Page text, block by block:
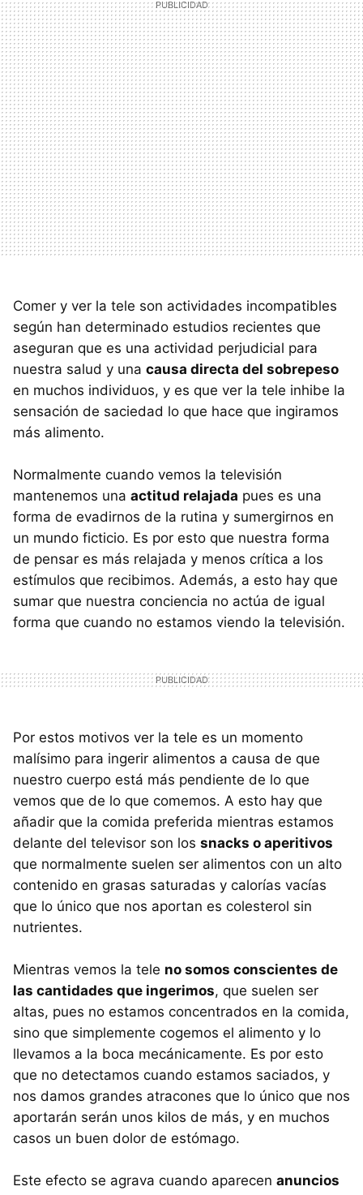
Comer y ver la tele son actividades incompatibles
según han determinado estudios recientes que
aseguran que es una actividad perjudicial para
nuestra salud y una causa directa del sobrepeso
en muchos individuos, y es que ver la tele inhibe la
sensación de saciedad lo que hace que ingiramos
más alimento.
Normalmente cuando vemos la televisión
mantenemos una actitud relajada pues es una
forma de evadirnos de la rutina y sumergirnos en
un mundo ficticio. Es por esto que nuestra forma
de pensar es más relajada y menos crítica a los
estímulos que recibimos. Además, a esto hay que
sumar que nuestra conciencia no actúa de igual
forma que cuando no estamos viendo la televisión.
Por estos motivos ver la tele es un momento
malísimo para ingerir alimentos a causa de que
nuestro cuerpo está más pendiente de lo que
vemos que de lo que comemos. A esto hay que
añadir que la comida preferida mientras estamos
delante del televisor son los snacks o aperitivos
que normalmente suelen ser alimentos con un alto
contenido en grasas saturadas y calorías vacías
que lo único que nos aportan es colesterol sin
nutrientes.
Mientras vemos la tele no somos conscientes de
las cantidades que ingerimos, que suelen ser
altas, pues no estamos concentrados en la comida,
sino que simplemente cogemos el alimento y lo
llevamos a la boca mecánicamente. Es por esto
que no detectamos cuando estamos saciados, y
nos damos grandes atracones que lo único que nos
aportarán serán unos kilos de más, y en muchos
casos un buen dolor de estómago.
Este efecto se agrava cuando aparecen anuncios